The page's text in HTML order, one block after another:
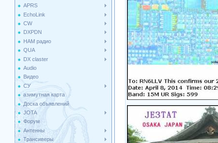
APRS
EchoLink
CW
DXPDN
HAM радио
QUA
DX claster
Audio
Видео
СУ
азимутная карта
Доска объявлений
JOTA
Форум
Антенны
Трансиверы